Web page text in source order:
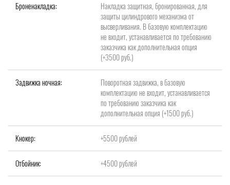
Броненакладка:
Накладка защитная, бронированная, для
защиты цилиндрового механизма от
высверливания. В базовую комплектацию
не входит, устанавливается по требованию
заказчика как дополнительная опция
(+3500 руб.)
Задвижка ночная:
Поворотная задвижка, в базовую
комплектацию не входит, устанавливается
по требованию заказчика как
дополнительная опция (+1500 руб.)
Кнокер: +5500 рублей
Отбойник: +4500 рублей